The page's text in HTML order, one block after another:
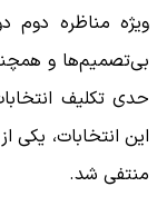
ویژه مناظره دوم
بی‌تصمیم‌ها و
حدی تکلیف
این انتخابات، یکی
منتفی شد.